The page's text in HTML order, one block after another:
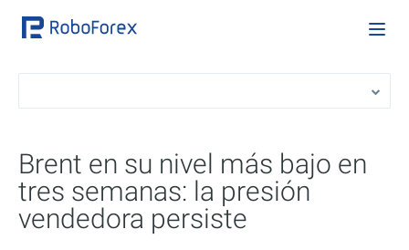
Brent en su nivel más bajo en
tres semanas: la presión
vendedora persiste